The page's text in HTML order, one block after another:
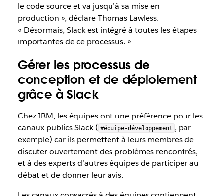
le code source et va jusqu’à sa mise en
production », déclare Thomas Lawless.
« Désormais, Slack est intégré à toutes les étapes
importantes de ce processus. »
Gérer les processus de
conception et de déploiement
grâce à Slack
Chez IBM, les équipes ont une préférence pour les
canaux publics Slack ( #équipe-développement , par
exemple) car ils permettent à leurs membres de
discuter ouvertement des problèmes rencontrés,
et à des experts d’autres équipes de participer au
débat et de donner leur avis.